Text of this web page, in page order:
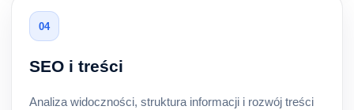
04
SEO i treści
Analiza widoczności, struktura informacji i rozwój treści